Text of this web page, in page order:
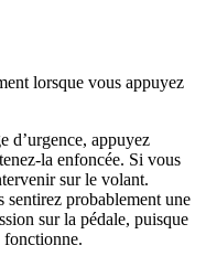
lorsque vous appuyez
d’urgence, appuyez
la enfoncée. Si vous
sur le volant.
probablement une
sur la pédale, puisque